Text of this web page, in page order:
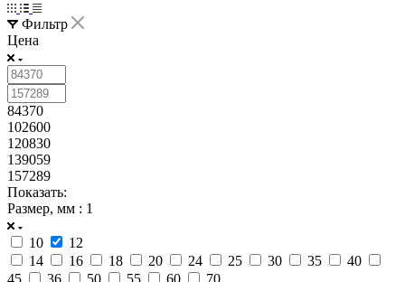
Фильтр
Цена
84370
102600
120830
139059
157289
Показать:
Размер, мм : 1
10
12
14
16 18 20 24 25 30 35
40
45
36 50 55 60 70